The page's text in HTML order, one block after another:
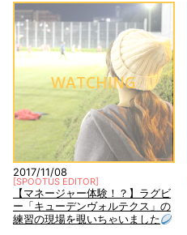
WATCHING
2017/11/08
[SPOOTUS EDITOR]
【マネージャー体験！？】ラグビ
ー「キューデンヴォルテクス」の
練習の現場を覗いちゃいました